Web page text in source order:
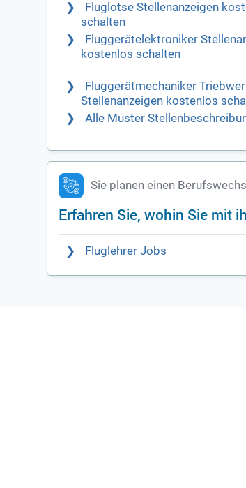
Fluglotse Stellenanzeigen
schalten
Fluggerätelektroniker
kostenlos schalten
Fluggerätmechaniker
Stellenanzeigen kostenlos
Alle Muster
Sie planen einen
Erfahren Sie, wohin Sie mit
Fluglehrer Jobs